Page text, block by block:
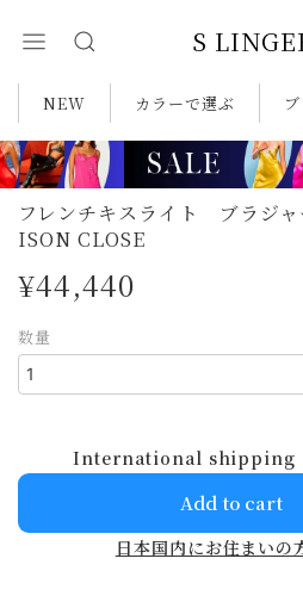
S
NEW カラーで選ぶ
フレンチキスライト ブラジ
ISON CLOSE
¥44,440
数量
International shipping
Add to cart
日本国内にお住まいの